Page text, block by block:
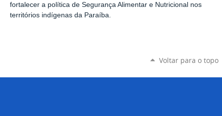
fortalecer a política de Segurança Alimentar e Nutricional nos
territórios indígenas da Paraíba.
Voltar para o topo